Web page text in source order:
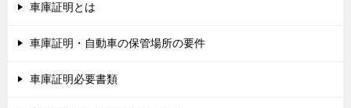
車庫証明とは
車庫証明・自動車の保管場所の要件
車庫証明必要書類